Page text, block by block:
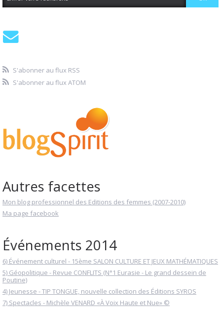
S'abonner au flux RSS
S'abonner au flux ATOM
Autres facettes
Mon blog professionnel des Editions des femmes (2007-2010)
Ma page facebook
Événements 2014
6) Événement culturel - 15ème SALON CULTURE ET JEUX MATHÉMATIQUES
5) Géopolitique - Revue CONFLITS (N°1 Eurasie - Le grand dessein de
Poutine)
4) Jeunesse - TIP TONGUE, nouvelle collection des Éditions SYROS
7) Spectacles - Michèle VENARD «À Voix Haute et Nue» ©